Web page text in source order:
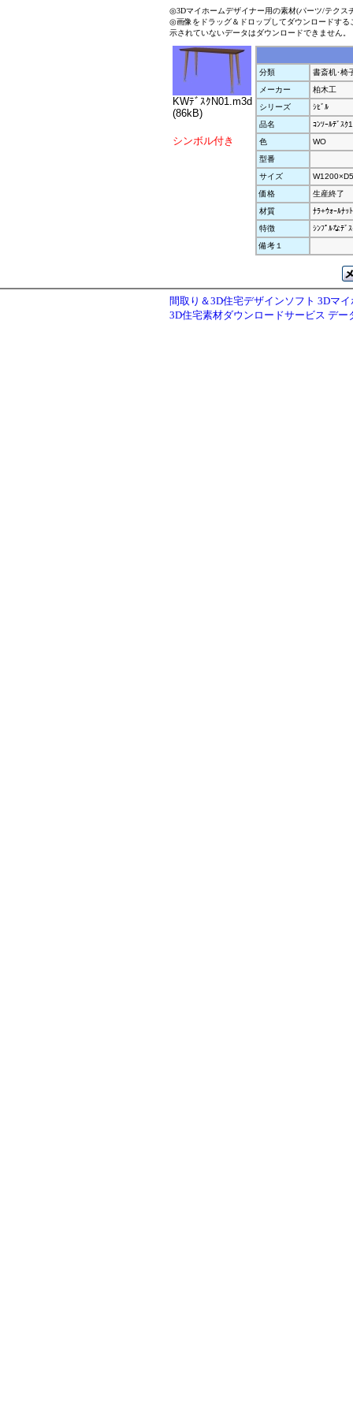
◎3Dマイホームデザイナー用の素材(パーツ/テクス
◎画像をドラッグ＆ドロップしてダウンロードす
示されていないデータはダウンロードできません。
KWﾃﾞｽｸN01.m3d
(86kB)
シンボル付き
分類
書斎机･椅
メーカー
柏木工
シリーズ
ｼﾋﾞﾙ
品名
ｺﾝｿｰﾙﾃﾞｽｸ
色
WO
型番
サイズ
価格
生産終了
材質
ﾅﾗ+ｳｫｰﾙﾅｯﾄ
特徴
ｼﾝﾌﾟﾙなﾃﾞ
備考１
間取り＆3D住宅デザインソフト 3Dマ
3D住宅素材ダウンロードサービス デー